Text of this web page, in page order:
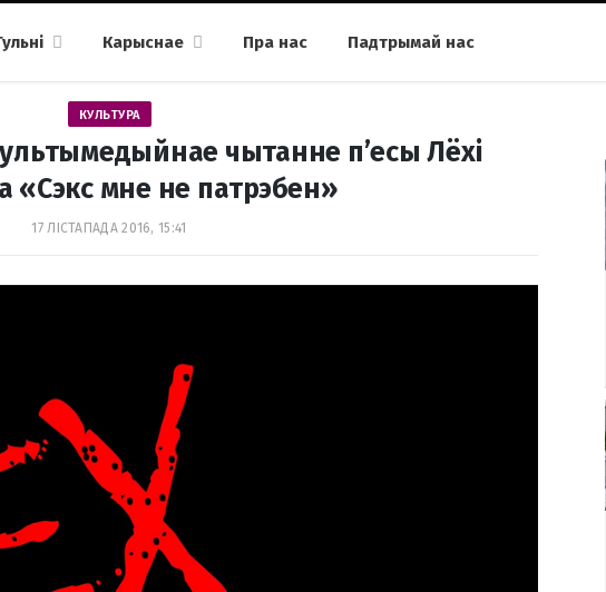
Карыснае Пра нас
Падтрымай нас
КУЛЬТУРА
чытанне п’есы Лёхі
«Сэкс мне не патрэбен»
17 ЛІСТАПАДА 2016, 15:41